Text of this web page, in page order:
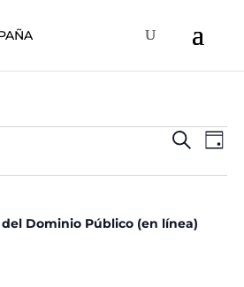
vistas
Buscar
de
Día
Dominio Público (en línea)